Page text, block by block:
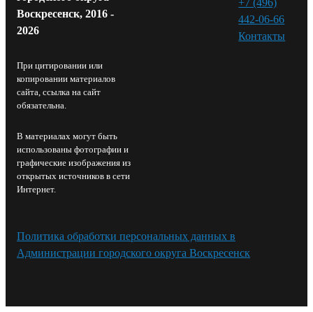
Воскресенск, 2016 -
2026
При цитировании или
копировании материалов
сайта, ссылка на сайт
обязательна.
В материалах могут быть
использованы фотографии и
графические изображения из
открытых источников в сети
Интернет.
442-06-66
Контакты⁠
Политика обработки персональных данных в
Администрации городского округа Воскресенск